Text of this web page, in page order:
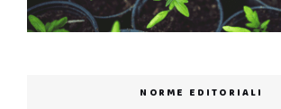
NORME EDITORIALI